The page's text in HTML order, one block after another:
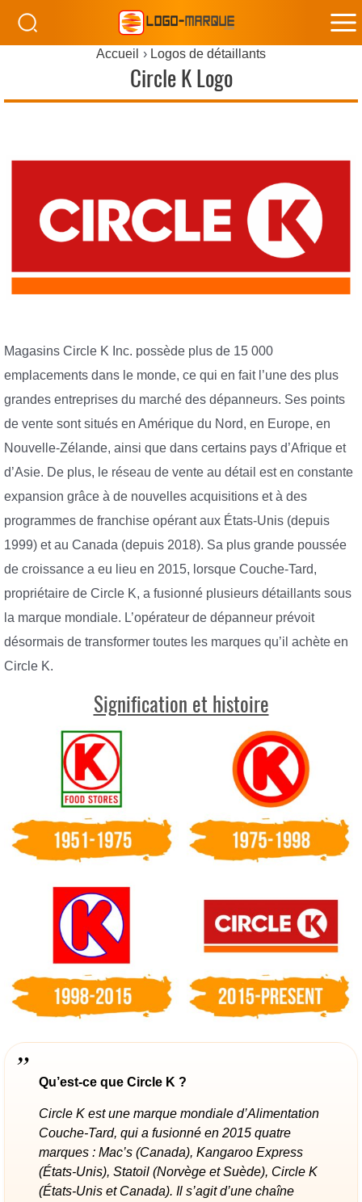
Accueil Logos de détaillants
Circle K Logo
Magasins Circle K Inc. possède plus de 15 000
emplacements dans le monde, ce qui en fait l’une des plus
grandes entreprises du marché des dépanneurs. Ses points
de vente sont situés en Amérique du Nord, en Europe, en
Nouvelle-Zélande, ainsi que dans certains pays d’Afrique et
d’Asie. De plus, le réseau de vente au détail est en constante
expansion grâce à de nouvelles acquisitions et à des
programmes de franchise opérant aux États-Unis (depuis
1999) et au Canada (depuis 2018). Sa plus grande poussée
de croissance a eu lieu en 2015, lorsque Couche-Tard,
propriétaire de Circle K, a fusionné plusieurs détaillants sous
la marque mondiale. L’opérateur de dépanneur prévoit
désormais de transformer toutes les marques qu’il achète en
Circle K.
Signification et histoire
Qu’est-ce que Circle K ?
Circle K est une marque mondiale d’Alimentation
Couche-Tard, qui a fusionné en 2015 quatre
marques : Mac’s (Canada), Kangaroo Express
(États-Unis), Statoil (Norvège et Suède), Circle K
(États-Unis et Canada). Il s’agit d’une chaîne